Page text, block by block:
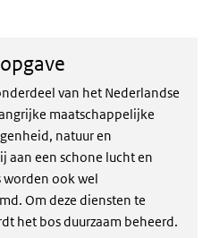
van het Nederlandse
maatschappelijke
natuur en
aan een schone lucht en
worden ook wel
Om deze diensten te
het bos duurzaam beheerd.